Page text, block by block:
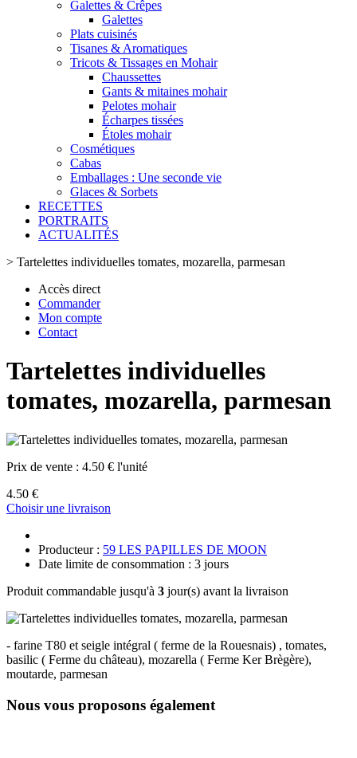
Galettes & Crêpes
Galettes
Plats cuisinés
Tisanes & Aromatiques
Tricots & Tissages en Mohair
Chaussettes
Gants & mitaines mohair
Pelotes mohair
Écharpes tissées
Étoles mohair
Cosmétiques
Cabas
Emballages : Une seconde vie
Glaces & Sorbets
RECETTES
PORTRAITS
ACTUALITÉS
> Tartelettes individuelles tomates, mozarella, parmesan
Accès direct
Commander
Mon compte
Contact
Tartelettes individuelles
tomates, mozarella, parmesan
Prix de vente : 4.50 € l'unité
4.50 €
Choisir une livraison
Producteur : 59 LES PAPILLES DE MOON
Date limite de consommation : 3 jours
Produit commandable jusqu'à 3 jour(s) avant la livraison
- farine T80 et seigle intégral ( ferme de la Rouesnais) , tomates,
basilic ( Ferme du château), mozarella ( Ferme Ker Brègère),
moutarde, parmesan
Nous vous proposons également